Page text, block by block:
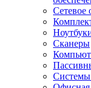
Сетевое
Сканеры